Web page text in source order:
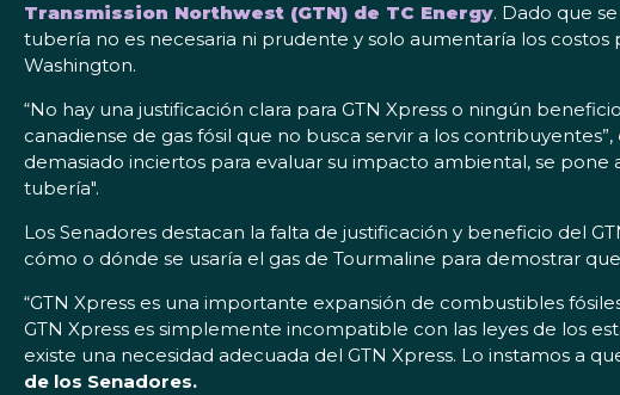
Transmission Northwest (GTN) de TC Energy. Dado que
tubería no es necesaria ni prudente y solo aumentaría los
Washington.
“No hay una justificación clara para GTN Xpress o ningún
canadiense de gas fósil que no busca servir a los contribuyentes”,
demasiado inciertos para evaluar su impacto ambiental, se
tubería".
Los Senadores destacan la falta de justificación y beneficio del
cómo o dónde se usaría el gas de Tourmaline para demostrar
“GTN Xpress es una importante expansión de combustibles
GTN Xpress es simplemente incompatible con las leyes de los
existe una necesidad adecuada del GTN Xpress. Lo instamos a
de los Senadores.